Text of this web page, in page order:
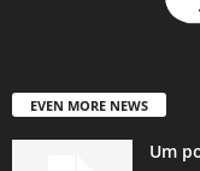
EVEN MORE NEWS
Um